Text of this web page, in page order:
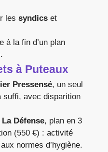
les syndics et
à la fin d’un plan
à Puteaux
Pressensé, un seul
suffi, avec disparition
Défense, plan en 3
(550 €) : activité
normes d’hygiène.